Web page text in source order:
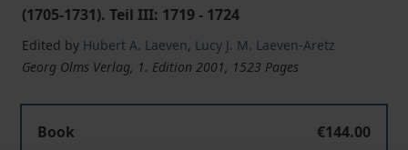
(1705-1731). Teil III: 1719 - 1724
Edited by Hubert A. Laeven, Lucy J. M. Laeven-Aretz
Georg Olms Verlag, 1. Edition 2001, 1523 Pages
Book
€144.00